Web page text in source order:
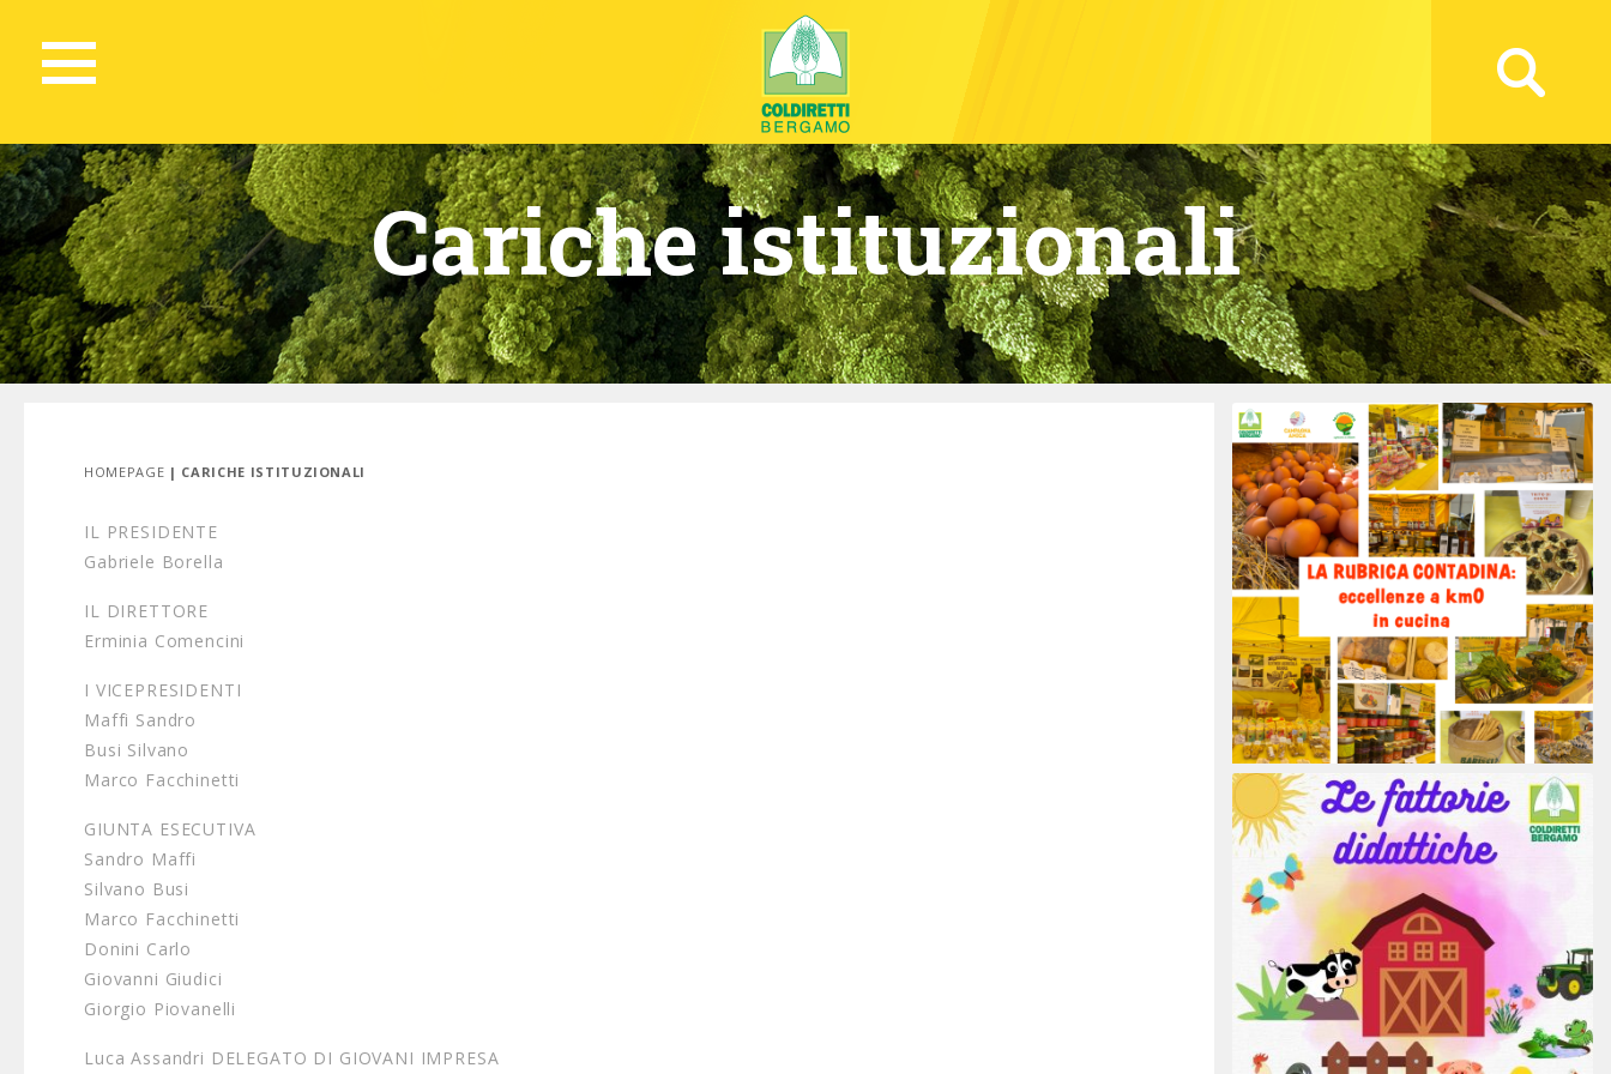
Cariche istituzionali
HOMEPAGE | CARICHE ISTITUZIONALI
IL PRESIDENTE
Gabriele Borella
IL DIRETTORE
Erminia Comencini
I VICEPRESIDENTI
Maffi Sandro
Busi Silvano
Marco Facchinetti
GIUNTA ESECUTIVA
Sandro Maffi
Silvano Busi
Marco Facchinetti
Donini Carlo
Giovanni Giudici
Giorgio Piovanelli
Luca Assandri DELEGATO DI GIOVANI IMPRESA